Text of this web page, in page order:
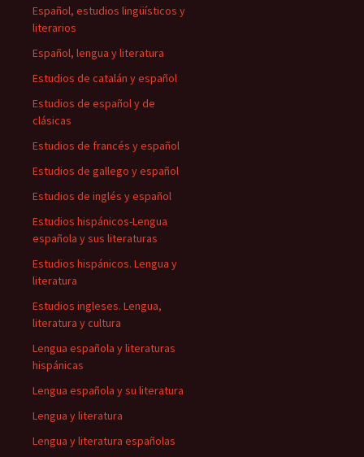
Español, estudios lingüísticos y
literarios
Español, lengua y literatura
Estudios de catalán y español
Estudios de español y de
clásicas
Estudios de francés y español
Estudios de gallego y español
Estudios de inglés y español
Estudios hispánicos-Lengua
española y sus literaturas
Estudios hispánicos. Lengua y
literatura
Estudios ingleses. Lengua,
literatura y cultura
Lengua española y literaturas
hispánicas
Lengua española y su literatura
Lengua y literatura
Lengua y literatura españolas